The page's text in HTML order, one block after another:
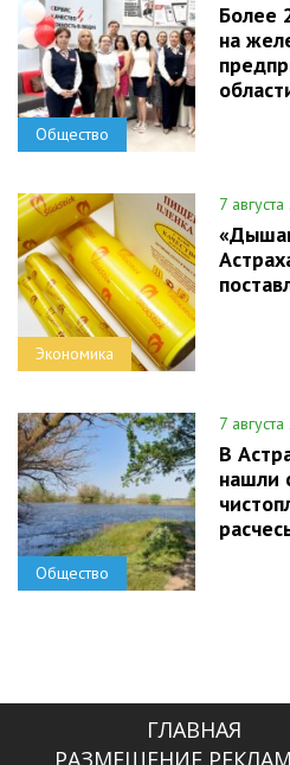
Общество
Более
на
Экономика
7
Общество
7
В
нашли
ГЛАВНАЯ
РАЗМЕЩЕНИЕ